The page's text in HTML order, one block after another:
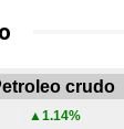
crudo
▲1.14%